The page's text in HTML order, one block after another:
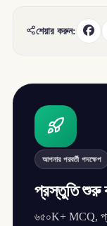
শেয়ার করুন:
আপনার পরবর্তী পদক্ষেপ
প্রস্তুতি শুরু
৬৫০K+ MCQ,